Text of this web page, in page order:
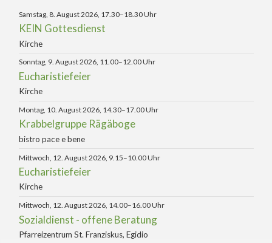
Samstag, 8. August 2026, 17.30–18.30 Uhr
KEIN Gottesdienst
Kirche
Sonntag, 9. August 2026, 11.00–12.00 Uhr
Eucharistiefeier
Kirche
Montag, 10. August 2026, 14.30–17.00 Uhr
Krabbelgruppe Rägäboge
bistro pace e bene
Mittwoch, 12. August 2026, 9.15–10.00 Uhr
Eucharistiefeier
Kirche
Mittwoch, 12. August 2026, 14.00–16.00 Uhr
Sozialdienst - offene Beratung
Pfarreizentrum St. Franziskus, Egidio